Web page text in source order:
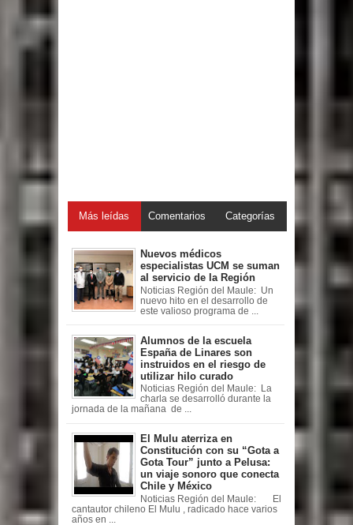
Más leídas Comentarios Categorías
Nuevos médicos
especialistas UCM se suman
al servicio de la Región
Noticias Región del Maule: Un
nuevo hito en el desarrollo de
este valioso programa de ...
Alumnos de la escuela
España de Linares son
instruidos en el riesgo de
utilizar hilo curado
Noticias Región del Maule: La
charla se desarrolló durante la
jornada de la mañana de ...
El Mulu aterriza en
Constitución con su “Gota a
Gota Tour” junto a Pelusa:
un viaje sonoro que conecta
Chile y México
Noticias Región del Maule: El
cantautor chileno El Mulu , radicado hace varios
años en ...